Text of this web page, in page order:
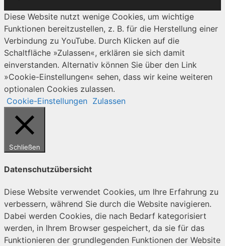
Diese Website nutzt wenige Cookies, um wichtige
Funktionen bereitzustellen, z. B. für die Herstellung einer
Verbindung zu YouTube. Durch Klicken auf die
Schaltfläche »Zulassen«, erklären sie sich damit
einverstanden. Alternativ können Sie über den Link
»Cookie-Einstellungen« sehen, dass wir keine weiteren
optionalen Cookies zulassen.
Cookie-Einstellungen Zulassen
Schließen
Datenschutzübersicht
Diese Website verwendet Cookies, um Ihre Erfahrung zu
verbessern, während Sie durch die Website navigieren.
Dabei werden Cookies, die nach Bedarf kategorisiert
werden, in Ihrem Browser gespeichert, da sie für das
Funktionieren der grundlegenden Funktionen der Website